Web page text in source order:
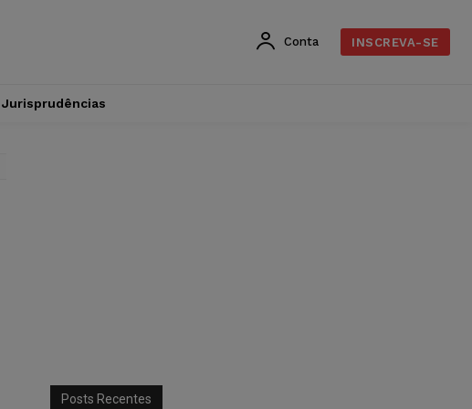
Conta INSCREVA-SE
Jurisprudências
Posts Recentes